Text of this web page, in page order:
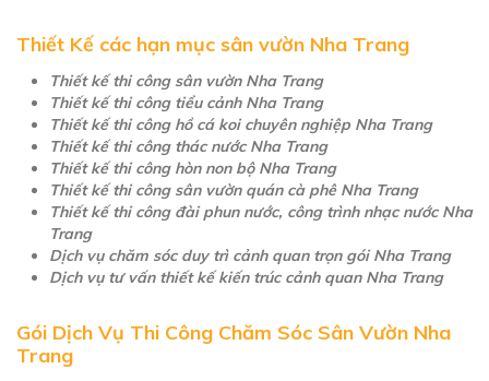
Thiết Kế các hạn mục sân vườn Nha Trang
Thiết kế thi công sân vườn Nha Trang
Thiết kế thi công tiểu cảnh Nha Trang
Thiết kế thi công hồ cá koi chuyên nghiệp Nha Trang
Thiết kế thi công thác nước Nha Trang
Thiết kế thi công hòn non bộ Nha Trang
Thiết kế thi công sân vườn quán cà phê Nha Trang
Thiết kế thi công đài phun nước, công trình nhạc nước Nha
Trang
Dịch vụ chăm sóc duy trì cảnh quan trọn gói Nha Trang
Dịch vụ tư vấn thiết kế kiến trúc cảnh quan Nha Trang
Gói Dịch Vụ Thi Công Chăm Sóc Sân Vườn Nha
Trang